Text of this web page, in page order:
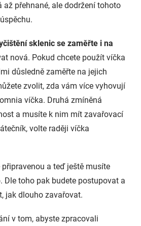
přehnané, ale dodržení tohoto
sklenic se zaměřte i na
nová. Pokud chcete použít víčka
důsledně zaměřte na jejich
zvolit, zda vám více vyhovují
víčka. Druhá zmíněná
a musíte k nim mít zavařovací
volte raději víčka
a teď ještě musíte
Dle toho pak budete postupovat a
jak dlouho zavařovat.
v tom, abyste zpracovali